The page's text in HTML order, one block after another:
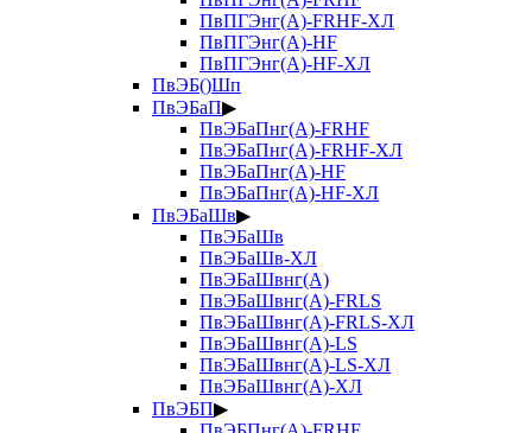
ПвПГЭнг(А)-FRHF-ХЛ
ПвПГЭнг(А)-HF
ПвПГЭнг(А)-HF-ХЛ
ПвЭБ()Шп
ПвЭБаП▶
ПвЭБаПнг(А)-FRHF
ПвЭБаПнг(А)-FRHF-ХЛ
ПвЭБаПнг(А)-HF
ПвЭБаПнг(А)-HF-ХЛ
ПвЭБаШв▶
ПвЭБаШв
ПвЭБаШв-ХЛ
ПвЭБаШвнг(А)
ПвЭБаШвнг(А)-FRLS
ПвЭБаШвнг(А)-FRLS-ХЛ
ПвЭБаШвнг(А)-LS
ПвЭБаШвнг(А)-LS-ХЛ
ПвЭБаШвнг(А)-ХЛ
ПвЭБП▶